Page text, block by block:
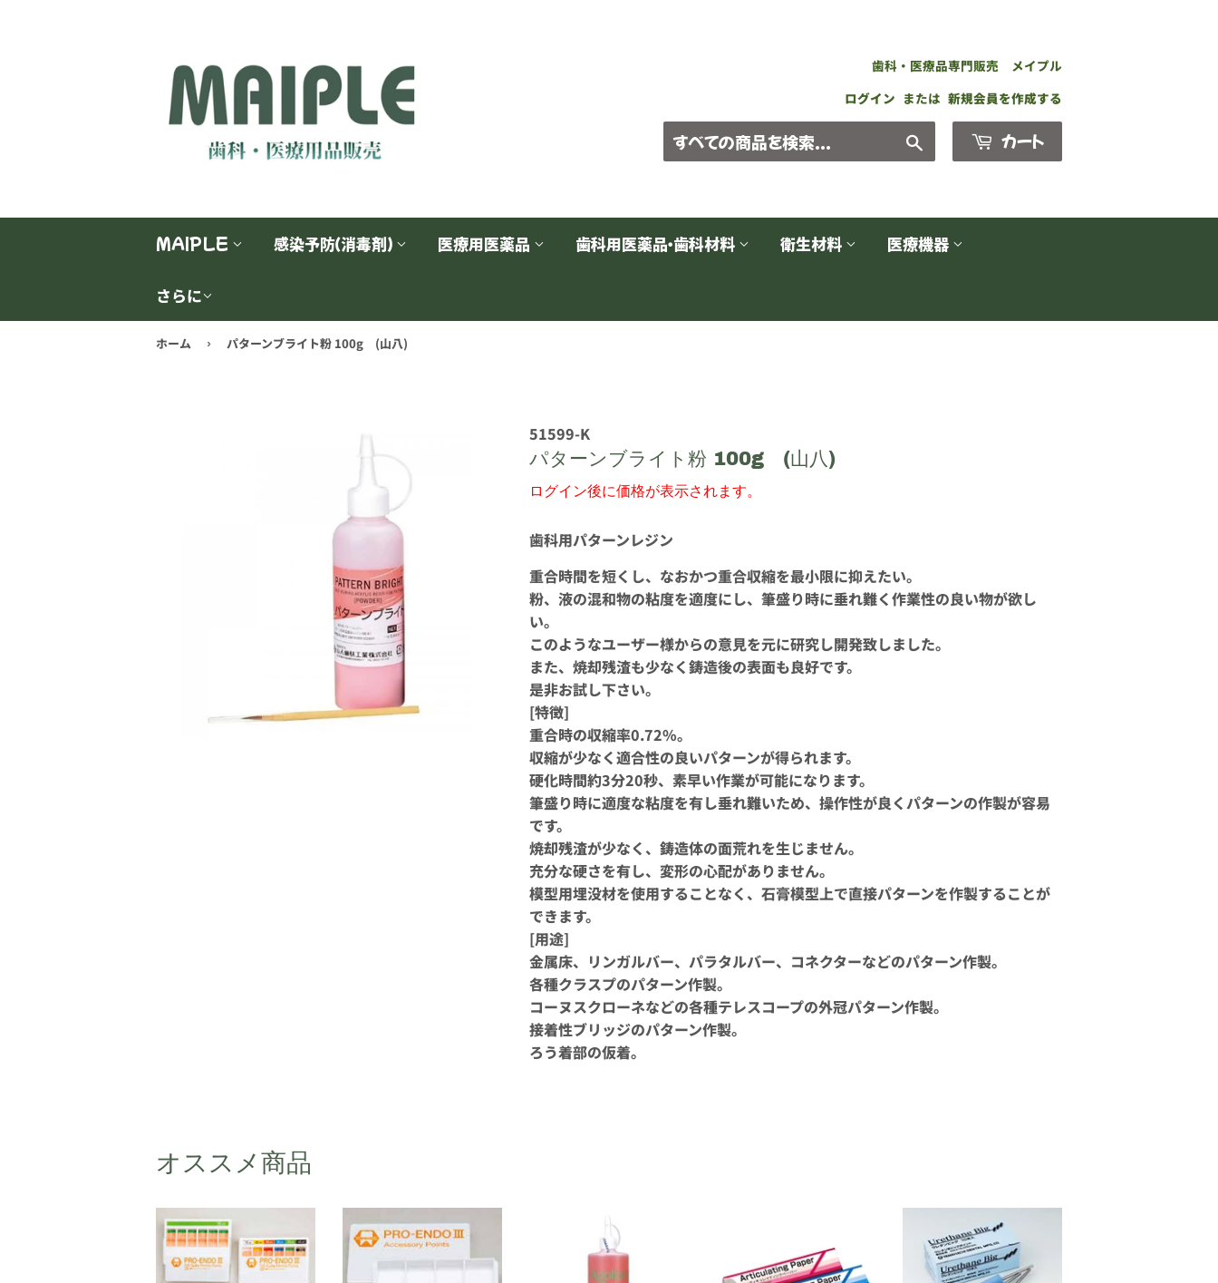
歯科・医療品専門販売 メイプル
ログイン または 新規会員を作成する
索
カート
MAIPLE 感染予防（消毒剤） 医療用医薬品 歯科用医薬品・歯科材料 衛生材料 医療機器
さらに
ホーム › パターンブライト粉 100g (山八)
51599-K
パターンブライト粉 100g (山八)
ログイン後に価格が表示されます。
歯科用パターンレジン
重合時間を短くし、なおかつ重合収縮を最小限に抑えたい。
粉、液の混和物の粘度を適度にし、筆盛り時に垂れ難く作業性の良い物が欲し
い。
このようなユーザー様からの意見を元に研究し開発致しました。
また、焼却残渣も少なく鋳造後の表面も良好です。
是非お試し下さい。
[特徴]
重合時の収縮率0.72%。
収縮が少なく適合性の良いパターンが得られます。
硬化時間約3分20秒、素早い作業が可能になります。
筆盛り時に適度な粘度を有し垂れ難いため、操作性が良くパターンの作製が容易
です。
焼却残渣が少なく、鋳造体の面荒れを生じません。
充分な硬さを有し、変形の心配がありません。
模型用埋没材を使用することなく、石膏模型上で直接パターンを作製することが
できます。
[用途]
金属床、リンガルバー、パラタルバー、コネクターなどのパターン作製。
各種クラスプのパターン作製。
コーヌスクローネなどの各種テレスコープの外冠パターン作製。
接着性ブリッジのパターン作製。
ろう着部の仮着。
オススメ商品